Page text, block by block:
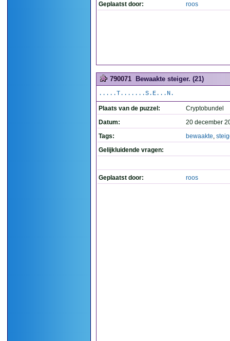
Geplaatst door: roos
790071 Bewaakte steiger. (21)
.....T.......S.E...N.
Plaats van de puzzel:
Cryptobundel
Datum:
20 december
Tags:
bewaakte,
Gelijkluidende vragen:
Geplaatst door: roos